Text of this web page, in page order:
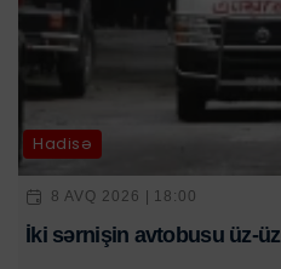
Hadisə
8 AVQ 2026 | 18:00
İki sərnişin avtobusu üz-